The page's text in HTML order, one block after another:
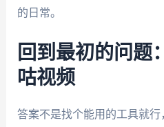
的日常。
回到最初的问题
咕视频
答案不是找个能用的工具就